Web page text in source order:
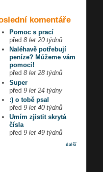
komentáře
Pomoc s prací
před 8 let 20 týdnů
Naléhavě potřebují
peníze? Můžeme vám
pomoci!
před 8 let 28 týdnů
Super
před 9 let 24 týdny
:) o tobě psal
před 9 let 40 týdnů
Umím zjistit skrytá
čísla
před 9 let 49 týdnů
další